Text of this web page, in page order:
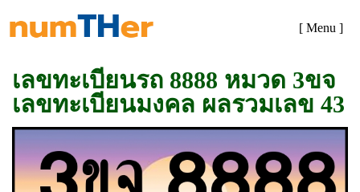
[ Menu ]
เลขทะเบียนรถ 8888 หมวด 3ขจ
เลขทะเบียนมงคล ผลรวมเลข 43